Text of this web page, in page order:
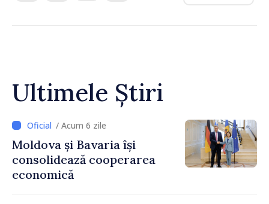
Ultimele Știri
/ Acum 6 zile
Moldova și Bavaria își
consolidează cooperarea
economică